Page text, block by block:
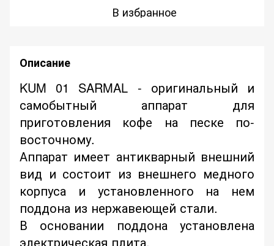
В избранное
Описание
KUM 01 SARMAL - оригинальный и
самобытный аппарат для
приготовления кофе на песке по-
восточному.
Аппарат имеет антикварный внешний
вид и состоит из внешнего медного
корпуса и установленного на нем
поддона из нержавеющей стали.
В основании поддона установлена
электрическая плита.